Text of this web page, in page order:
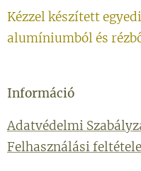
Kézzel készített
alumíniumból és
Információ
Adatvédelmi
Felhasználási